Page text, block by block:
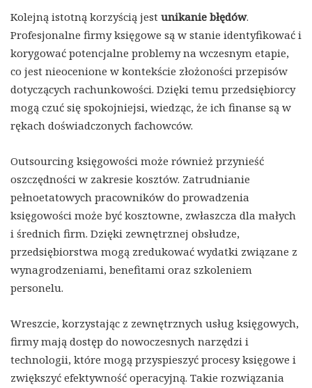
Kolejną istotną korzyścią jest unikanie błędów.
Profesjonalne firmy księgowe są w stanie identyfikować i
korygować potencjalne problemy na wczesnym etapie,
co jest nieocenione w kontekście złożoności przepisów
dotyczących rachunkowości. Dzięki temu przedsiębiorcy
mogą czuć się spokojniejsi, wiedząc, że ich finanse są w
rękach doświadczonych fachowców.
Outsourcing księgowości może również przynieść
oszczędności w zakresie kosztów. Zatrudnianie
pełnoetatowych pracowników do prowadzenia
księgowości może być kosztowne, zwłaszcza dla małych
i średnich firm. Dzięki zewnętrznej obsłudze,
przedsiębiorstwa mogą zredukować wydatki związane z
wynagrodzeniami, benefitami oraz szkoleniem
personelu.
Wreszcie, korzystając z zewnętrznych usług księgowych,
firmy mają dostęp do nowoczesnych narzędzi i
technologii, które mogą przyspieszyć procesy księgowe i
zwiększyć efektywność operacyjną. Takie rozwiązania